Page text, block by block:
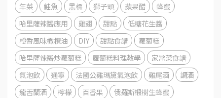
年菜
鮭魚 黑標 獅子頭 蘋果醋
蜂蜜
哈里薩辣醬應用
雞翅 甜點
低糖花生醬
橙香風味橄欖油
DIY 甜點食譜
蘿蔔糕
哈里薩辣醬炒蘿蔔糕
蘿蔔糕料理教學
家常菜食譜
氣泡飲
通寧 法國公雞瑪黛氣泡飲 雞尾酒
調酒
龍舌蘭酒
檸檬 百香果
俄羅斯椴樹生蜂蜜